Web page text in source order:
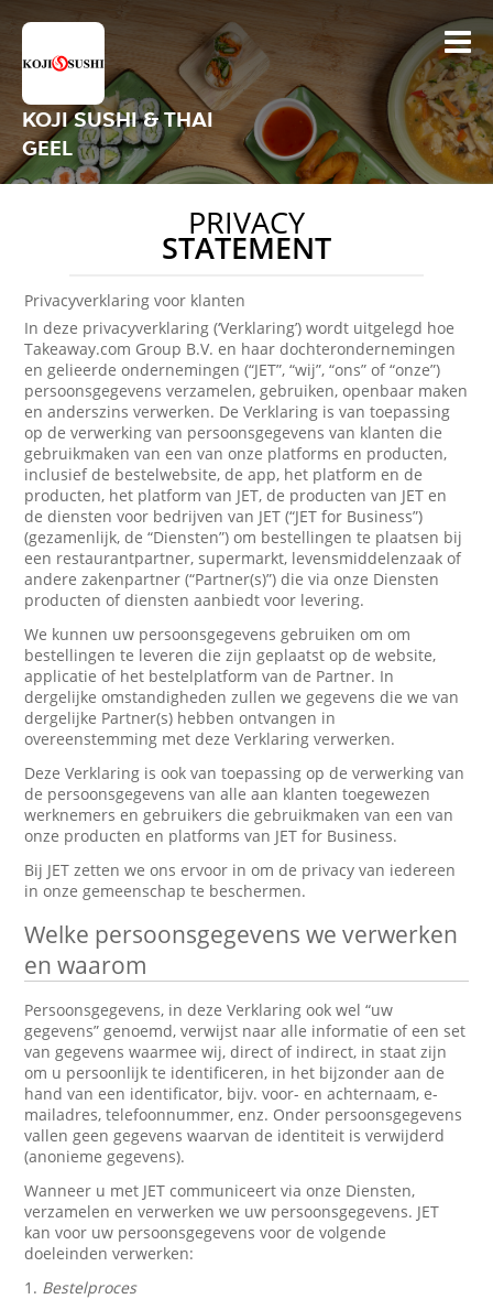
KOJI SUSHI & THAI
GEEL
PRIVACY
STATEMENT
Privacyverklaring voor klanten
In deze privacyverklaring (‘Verklaring’) wordt uitgelegd hoe
Takeaway.com Group B.V. en haar dochterondernemingen
en gelieerde ondernemingen (“JET”, “wij”, “ons” of “onze”)
persoonsgegevens verzamelen, gebruiken, openbaar maken
en anderszins verwerken. De Verklaring is van toepassing
op de verwerking van persoonsgegevens van klanten die
gebruikmaken van een van onze platforms en producten,
inclusief de bestelwebsite, de app, het platform en de
producten, het platform van JET, de producten van JET en
de diensten voor bedrijven van JET (“JET for Business”)
(gezamenlijk, de “Diensten”) om bestellingen te plaatsen bij
een restaurantpartner, supermarkt, levensmiddelenzaak of
andere zakenpartner (“Partner(s)”) die via onze Diensten
producten of diensten aanbiedt voor levering.
We kunnen uw persoonsgegevens gebruiken om om
bestellingen te leveren die zijn geplaatst op de website,
applicatie of het bestelplatform van de Partner. In
dergelijke omstandigheden zullen we gegevens die we van
dergelijke Partner(s) hebben ontvangen in
overeenstemming met deze Verklaring verwerken.
Deze Verklaring is ook van toepassing op de verwerking van
de persoonsgegevens van alle aan klanten toegewezen
werknemers en gebruikers die gebruikmaken van een van
onze producten en platforms van JET for Business.
Bij JET zetten we ons ervoor in om de privacy van iedereen
in onze gemeenschap te beschermen.
Welke persoonsgegevens we verwerken
en waarom
Persoonsgegevens, in deze Verklaring ook wel “uw
gegevens” genoemd, verwijst naar alle informatie of een set
van gegevens waarmee wij, direct of indirect, in staat zijn
om u persoonlijk te identificeren, in het bijzonder aan de
hand van een identificator, bijv. voor- en achternaam, e-
mailadres, telefoonnummer, enz. Onder persoonsgegevens
vallen geen gegevens waarvan de identiteit is verwijderd
(anonieme gegevens).
Wanneer u met JET communiceert via onze Diensten,
verzamelen en verwerken we uw persoonsgegevens. JET
kan voor uw persoonsgegevens voor de volgende
doeleinden verwerken:
1. Bestelproces